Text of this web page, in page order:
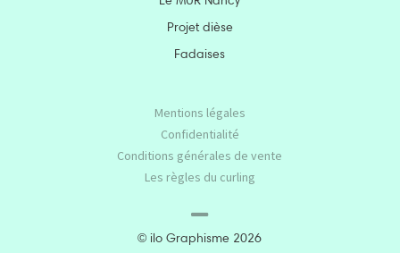
Projet dièse
Fadaises
Mentions légales
Confidentialité
Conditions générales de vente
Les règles du curling

© ilo Graphisme 2026